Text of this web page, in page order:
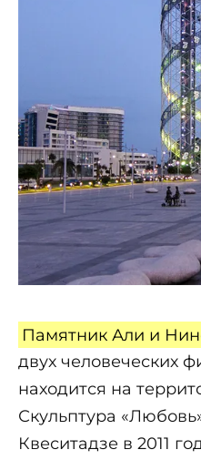
Памятник Али и
двух человеческих
находится на
Скульптура
Квеситадзе в 2011